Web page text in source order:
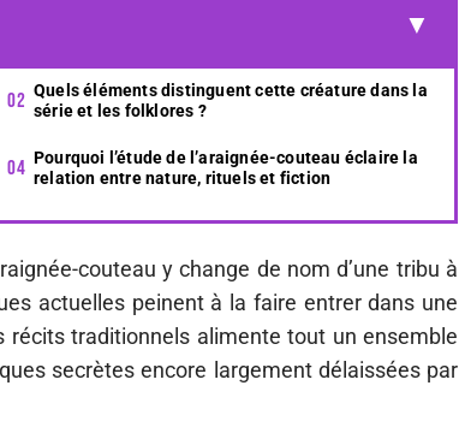
Quels éléments distinguent cette créature dans la
série et les folklores ?
Pourquoi l’étude de l’araignée-couteau éclaire la
relation entre nature, rituels et fiction
couteau y change de nom d’une tribu à
actuelles peinent à la faire entrer dans une
traditionnels alimente tout un ensemble
secrètes encore largement délaissées par